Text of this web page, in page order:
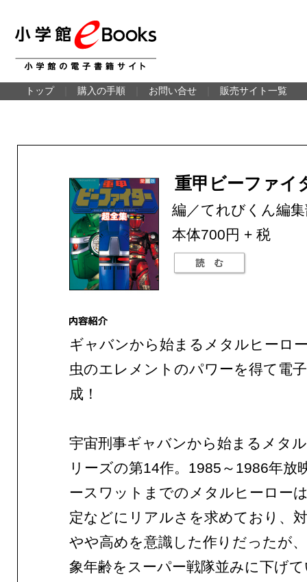
トップ 購入の手順 お問い合せ 販売サイト一覧
重甲ビーファイ
編／てれびくん編
本体700円 + 税
ギャバンから始まるメタルヒーロ
虫のエレメントのパワーを得て電
成！
宇宙刑事ギャバンから始まるメタ
リーズの第14作。1985～1986年放
ースワットまでのメタルヒーロー
定などにリアルさを求めており、
やや高めを意識した作りだったが
象年齢をスーパー戦隊並みに下げ